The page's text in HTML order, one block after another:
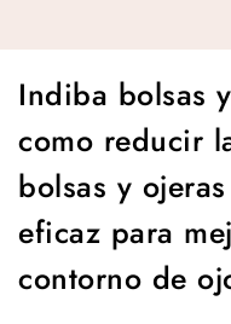
Indiba bolsas
como reducir
bolsas y
eficaz para
contorno de